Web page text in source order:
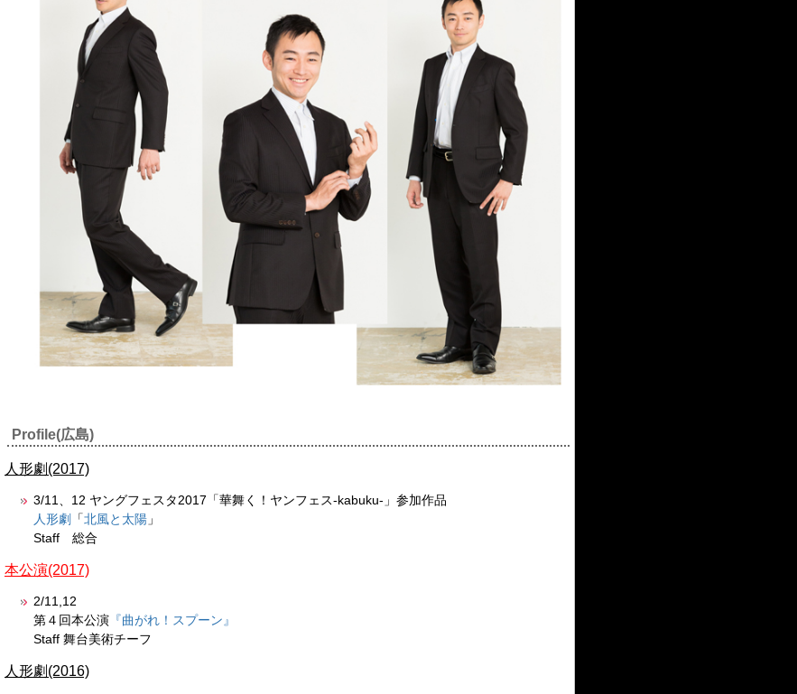
Profile(広島)
人形劇(2017)
3/11、12 ヤングフェスタ2017「華舞く！ヤンフェス-kabuku-」参加作品
人形劇
「北風と太陽 」
Staff 総合
本公演(2017)
2/11,12
第４回本公演 『曲がれ！スプーン』
Staff 舞台美術チーフ
人形劇(2016)